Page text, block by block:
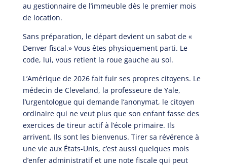
au gestionnaire de l’immeuble dès le premier mois
de location.
Sans préparation, le départ devient un sabot de «
Denver fiscal.» Vous êtes physiquement parti. Le
code, lui, vous retient la roue gauche au sol.
L’Amérique de 2026 fait fuir ses propres citoyens. Le
médecin de Cleveland, la professeure de Yale,
l’urgentologue qui demande l’anonymat, le citoyen
ordinaire qui ne veut plus que son enfant fasse des
exercices de tireur actif à l’école primaire. Ils
arrivent. Ils sont les bienvenus. Tirer sa révérence à
une vie aux États-Unis, c’est aussi quelques mois
d’enfer administratif et une note fiscale qui peut